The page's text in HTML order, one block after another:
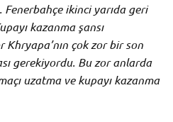
ikinci yarıda geri
kazanma şansı
çok zor bir son
gerekiyordu. Bu zor anlarda
uzatma ve kupayı kazanma